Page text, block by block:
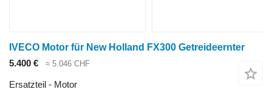
IVECO Motor für New Holland FX300 Getreideernter
5.400 €
≈ 5.046 CHF
Ersatzteil - Motor